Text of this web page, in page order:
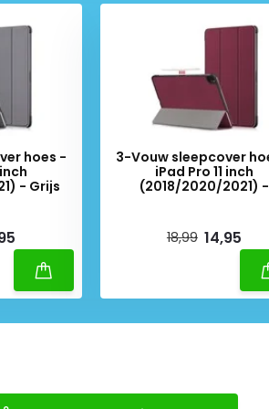
hoes -
- Grijs
3-Vouw sleepcover
iPad Pro 11 inch
(2018/2020/2021) -
18,99 14,95